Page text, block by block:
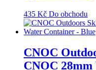
435 Kč Do obchodu
CNOC
CNOC